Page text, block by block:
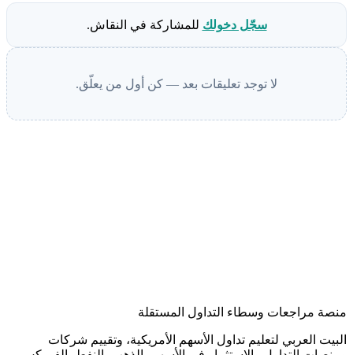
سجّل دخولك للمشاركة في النقاش.
لا توجد تعليقات بعد — كن أول من يعلّق.
منصة مراجعات وسطاء التداول المستقلة
البيت العربي لتعليم تداول الأسهم الأمريكية، وتقييم شركات